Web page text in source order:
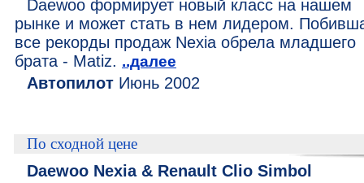
Daewoo формирует новый класс на нашем
рынке и может стать в нем лидером.
все рекорды продаж Nexia обрела младшего
брата - Matiz. ..далее
Автопилот Июнь 2002
По сходной цене
Daewoo Nexia & Renault Clio Simbol